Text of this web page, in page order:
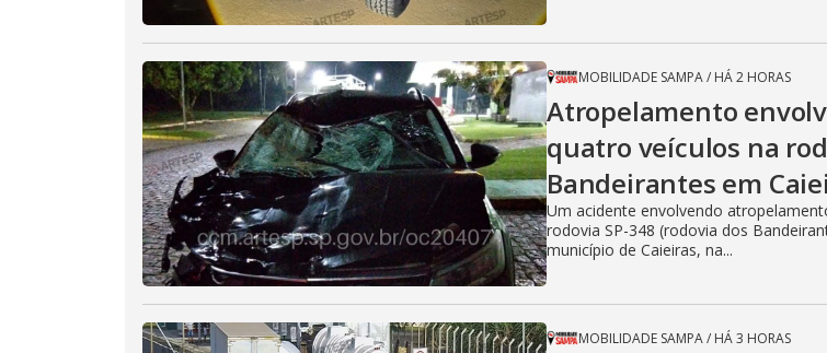
MOBILIDADE SAMPA/ HÁ 2 HORAS
Atropelamento
quatro veículos na
Bandeirantes em
Um acidente envolvendo
rodovia SP-348 (rodovia dos
município de Caieiras, na...
MOBILIDADE SAMPA/ HÁ 3 HORAS